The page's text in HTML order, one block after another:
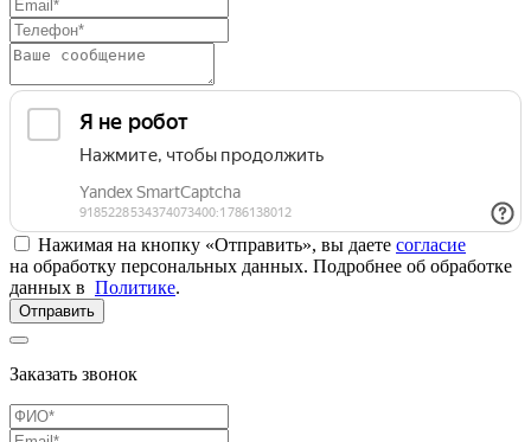
Нажимая на кнопку «Отправить», вы даете согласие
на обработку персональных данных. Подробнее об обработке
данных в Политике.
Отправить
Заказать звонок